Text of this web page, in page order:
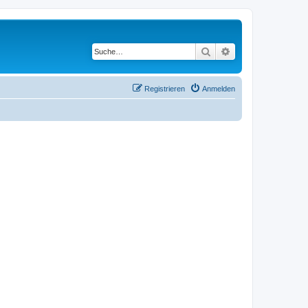
Suche
Anmelden
Registrieren